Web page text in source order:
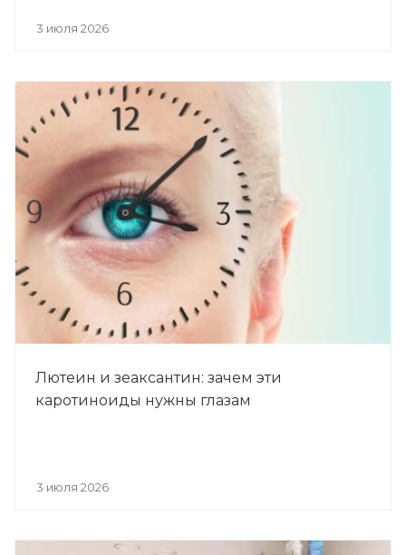
3 июля 2026
Лютеин и зеаксантин: зачем эти
каротиноиды нужны глазам
3 июля 2026